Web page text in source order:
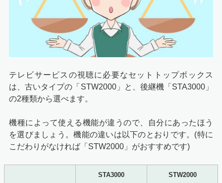
テレビサービスの視聴に必要なセットトップボックス
は、古いタイプの「STW2000」と、後継機「 STA3000」
の2種類から選べます。
機種によって使える機能が違うので、自分にあったほう
を選びましょう。機能の違いは以下のとおりです。(特に
こだわりがなければ「STW2000」がおすすめです)
STA3000 STW2000